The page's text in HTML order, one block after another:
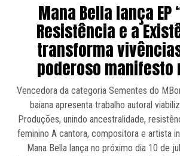
Mana Bella lança EP
Resistência e a
transforma
poderoso manifesto
Vencedora da categoria Sementes do
baiana apresenta trabalho autoral
Produções, unindo ancestralidade,
feminino A cantora, compositora e artista
Mana Bella lança no próximo dia 10 de